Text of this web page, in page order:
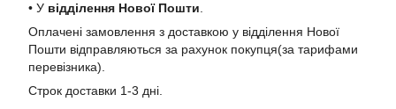
• У відділення Нової Пошти
Оплачені замовлення з доставкою у відділення Нової
Пошти відправляються за рахунок покупця(за тарифами
перевізника).
Строк доставки 1-3 дні.